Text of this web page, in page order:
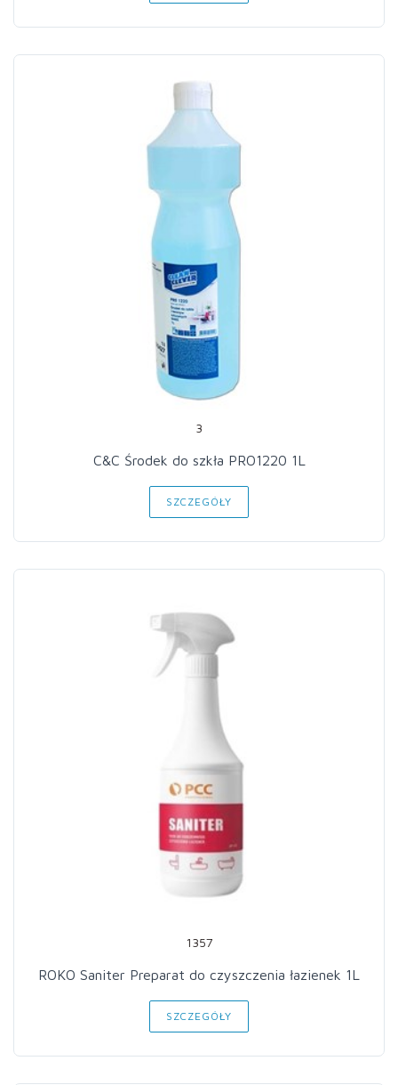
3
C&C Środek do szkła PRO1220 1L
SZCZEGÓŁY
1357
ROKO Saniter Preparat do czyszczenia łazienek 1L
SZCZEGÓŁY